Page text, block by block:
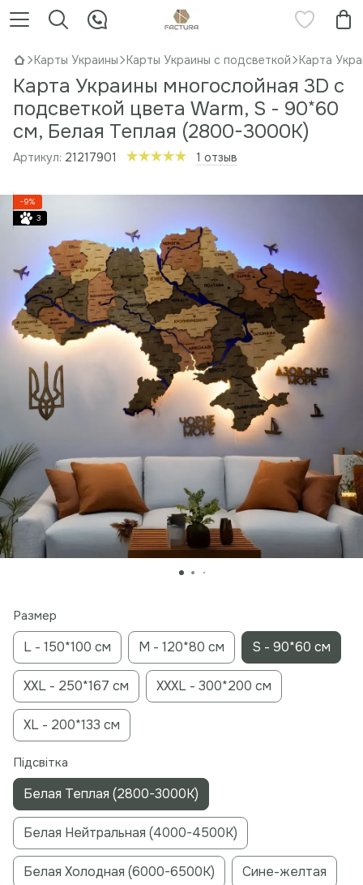
Карты Украины Карты Украины с подсветкой Карта
Карта Украины многослойная 3D с
подсветкой цвета Warm, S - 90*60
см, Белая Теплая (2800-3000К)
Артикул: 21217901 1 отзыв
−9%
3
Размер
L - 150*100 см M - 120*80 см S - 90*60 см
XXL - 250*167 см XXXL - 300*200 cм
ХL - 200*133 см
Підсвітка
Белая Теплая (2800-3000К)
Белая Нейтральная (4000-4500К)
Белая Холодная (6000-6500К) Сине-желтая